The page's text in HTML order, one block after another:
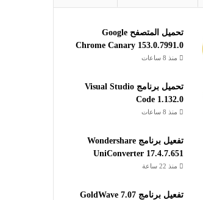
تحميل المتصفح Google
Chrome Canary 153.0.7991.0
منذ 8 ساعات
تحميل برنامج Visual Studio
Code 1.132.0
منذ 8 ساعات
تفعيل برنامج Wondershare
UniConverter 17.4.7.651
منذ 22 ساعة
تفعيل برنامج GoldWave 7.07